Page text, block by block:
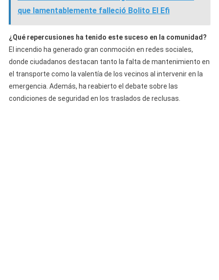
que lamentablemente falleció Bolito El Efi
¿Qué repercusiones ha tenido este suceso en la comunidad?
El incendio ha generado gran conmoción en redes sociales,
donde ciudadanos destacan tanto la falta de mantenimiento en
el transporte como la valentía de los vecinos al intervenir en la
emergencia. Además, ha reabierto el debate sobre las
condiciones de seguridad en los traslados de reclusas.